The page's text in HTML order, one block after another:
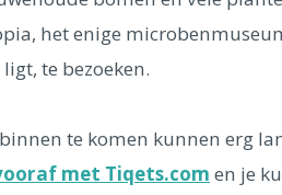
het enige
te bezoeken.
te komen kunnen erg
met Tiqets.com en je